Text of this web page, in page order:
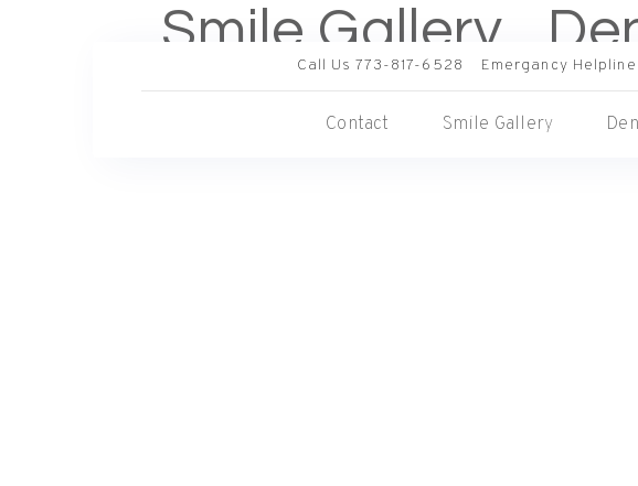
Emergancy Helpline
Call Us 773-817-6528
Smile Gallery
Contact
Smile Gallery